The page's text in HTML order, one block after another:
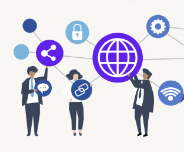
Nofollow линк
Google